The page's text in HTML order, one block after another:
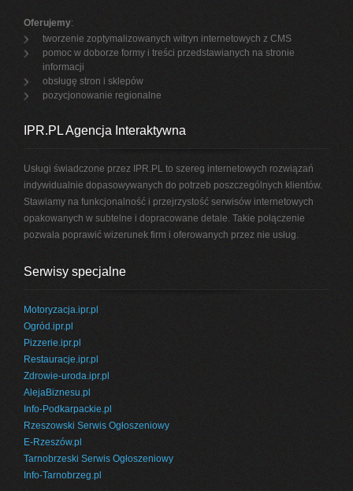
Oferujemy:
tworzenie zoptymalizowanych witryn internetowych z CMS
pomoc w doborze formy i treści przedstawianych na stronie
informacji
obsługę stron i sklepów
pozycjonowanie regionalne
IPR.PL Agencja Interaktywna
Usługi świadczone przez IPR.PL to szereg internetowych rozwiązań
indywidualnie dopasowywanych do potrzeb poszczególnych klientów.
Stawiamy na funkcjonalność i przejrzystość serwisów internetowych
opakowanych w subtelne i dopracowane detale. Takie połączenie
pozwala poprawić wizerunek firm i oferowanych przez nie usług.
Serwisy specjalne
Motoryzacja.ipr.pl
Ogród.ipr.pl
Pizzerie.ipr.pl
Restauracje.ipr.pl
Zdrowie-uroda.ipr.pl
AlejaBiznesu.pl
Info-Podkarpackie.pl
Rzeszowski Serwis Ogłoszeniowy
E-Rzeszów.pl
Tarnobrzeski Serwis Ogłoszeniowy
Info-Tarnobrzeg.pl